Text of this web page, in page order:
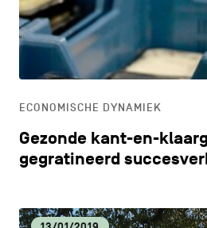
ECONOMISCHE DYNAMIEK
Gezonde kant-en-
gegratineerd